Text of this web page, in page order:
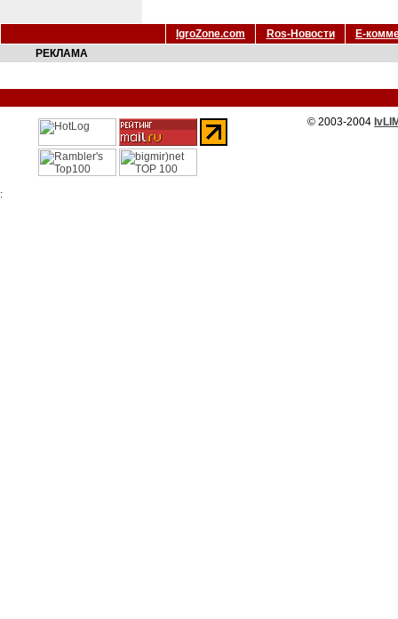
IgroZone.com Ros-Новости
Е-
РЕКЛАМА
© 2003-2004
: